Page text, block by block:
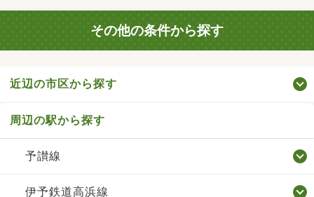
その他の条件から探す
近辺の市区から探す
周辺の駅から探す
予讃線
伊予鉄道高浜線